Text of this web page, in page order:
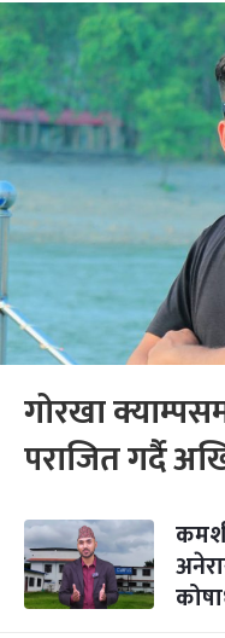
गोरखा
पराजित गर्दै